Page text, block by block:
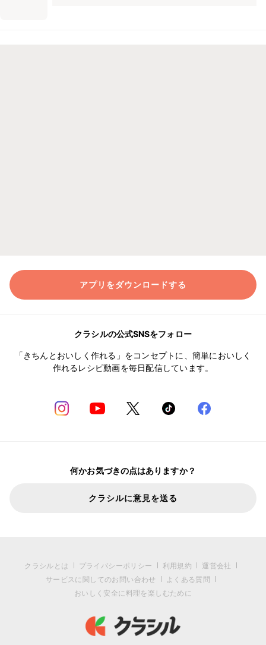
アプリをダウンロードする
クラシルの公式SNSをフォロー
「きちんとおいしく作れる」をコンセプトに、簡単においしく
作れるレシピ動画を毎日配信しています。
何かお気づきの点はありますか？
クラシルに意見を送る
クラシルとは プライバシーポリシー 利用規約
運営会社
サービスに関してのお問い合わせ
よくある質問
おいしく安全に料理を楽しむために